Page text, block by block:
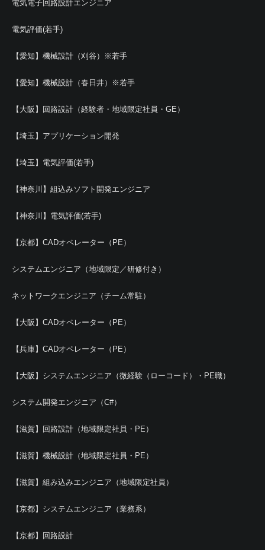
電気電子回路設計エンジニア
電気評価(若手)
【愛知】機械設計（刈谷）※若手
【愛知】機械設計（春日井）※若手
【大阪】回路設計（経験者・地域限定社員・GE）
【埼玉】アプリケーション開発
【埼玉】電気評価(若手)
【神奈川】組込みソフト開発エンジニア
【神奈川】電気評価(若手)
【京都】CADオペレーター（PE）
システムエンジニア（地域限定／研修付き）
ネットワークエンジニア（チーム常駐）
【大阪】CADオペレーター（PE）
【兵庫】CADオペレーター（PE）
【大阪】システムエンジニア（微経験（ローコード）・PE職）
システム開発エンジニア（C#）
【滋賀】回路設計（地域限定社員・PE）
【滋賀】機械設計（地域限定社員・PE）
【滋賀】組み込みエンジニア（地域限定社員）
【京都】システムエンジニア（業務系）
【京都】回路設計